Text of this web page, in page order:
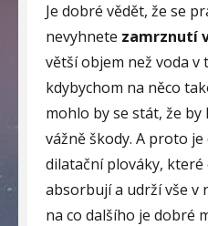
Je dobré vědět, že se
nevyhnete zamrznutí
větší objem než voda
kdybychom na něco
mohlo by se stát, že by
vážně škody. A proto
dilatační plováky,
absorbují a udrží vše v
na co dalšího je dobré